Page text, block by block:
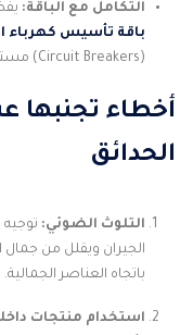
التكامل مع الباقة:
باقة تأسيس كهرباء
(Circuit Breakers) مستقلة للإنارة الخارجية في لوحة التوزيع.
أخطاء تجنبها
الحدائق
التلوث الضوئي:
الجيران ويقلل من جمال
باتجاه العناصر الجمالية.
استخدام منتجات